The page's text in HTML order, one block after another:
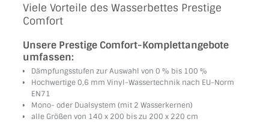
Viele Vorteile des Wasserbettes Prestige
Comfort
Unsere Prestige Comfort-Komplettangebote
umfassen:
Dämpfungsstufen zur Auswahl von 0 % bis 100 %
Hochwertige 0,6 mm Vinyl-Wassertechnik nach EU-Norm
EN71
Mono- oder Dualsystem (mit 2 Wasserkernen)
alle Größen von 140 x 200 bis zu 200 x 220 cm